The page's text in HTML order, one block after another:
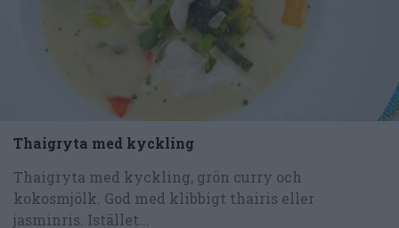
Thaigryta med kyckling
Thaigryta med kyckling, grön curry och
kokosmjölk. God med klibbigt thairis eller
jasminris. Istället...